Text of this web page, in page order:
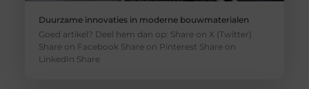
Duurzame innovaties in moderne bouwmaterialen
Goed artikel? Deel hem dan op: Share on X (Twitter)
Share on Facebook Share on Pinterest Share on
LinkedIn Share